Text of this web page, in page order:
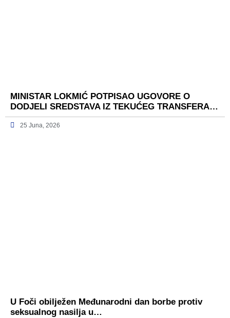
MINISTAR LOKMIĆ POTPISAO UGOVORE O
DODJELI SREDSTAVA IZ TEKUĆEG TRANSFERA…
25 Juna, 2026
U Foči obilježen Međunarodni dan borbe protiv
seksualnog nasilja u…